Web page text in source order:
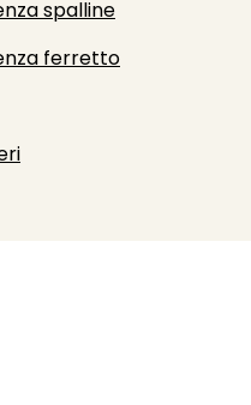
spalline
ferretto